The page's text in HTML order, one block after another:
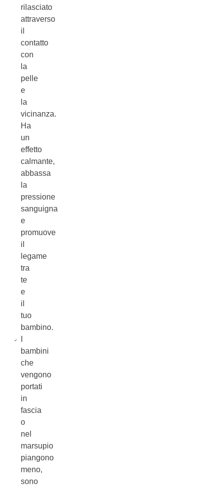
rilasciato
attraverso
il
contatto
con
la
pelle
e
la
vicinanza.
Ha
un
effetto
calmante,
abbassa
la
pressione
sanguigna
e
promuove
il
legame
tra
te
e
il
tuo
bambino.
bambini
che
vengono
portati
in
fascia
o
nel
marsupio
piangono
meno,
sono